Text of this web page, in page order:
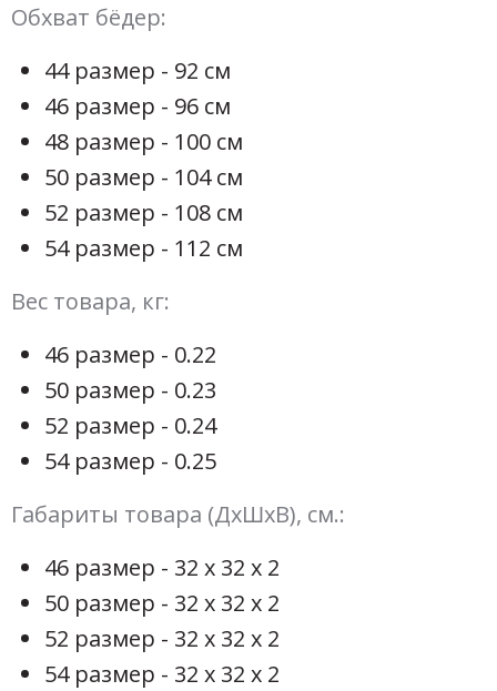
Обхват бёдер:
44 размер - 92 см
46 размер - 96 см
48 размер - 100 см
50 размер - 104 см
52 размер - 108 см
54 размер - 112 см
Вес товара, кг:
46 размер - 0.22
50 размер - 0.23
52 размер - 0.24
54 размер - 0.25
Габариты товара (ДхШхВ), см.:
46 размер - 32 х 32 х 2
50 размер - 32 х 32 х 2
52 размер - 32 х 32 х 2
54 размер - 32 х 32 х 2